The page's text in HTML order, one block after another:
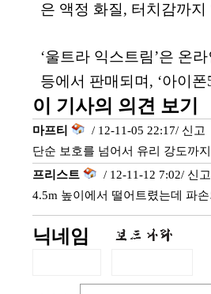
은 액정 화질, 터치감까
‘울트라 익스트림’은 온
등에서 판매되며, ‘아이폰
이 기사의 의견 보기
마프티 / 12-11-05 22:17/ 신고
단순 보호를 넘어서 유리 강도까
프리스트
/ 12-11-12 7:02/ 신고
4.5m 높이에서 떨어트렸는데 파
닉네임